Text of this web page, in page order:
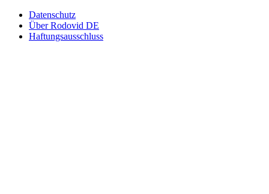
Datenschutz
Über Rodovid DE
Haftungsausschluss